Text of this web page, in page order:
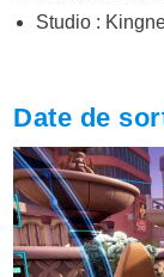
Studio :
Date de